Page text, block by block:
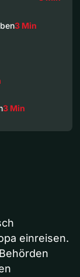
3 Min
3 Min
einreisen.